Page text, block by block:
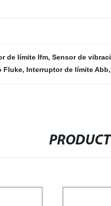
de límite Ifm, Sensor de
Fluke, Interruptor de límite Abb,